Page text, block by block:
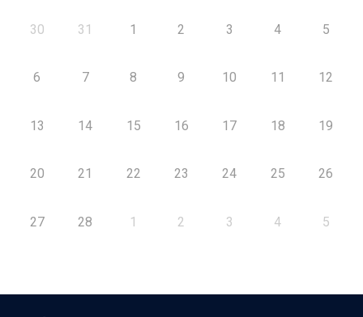
30 31 1 2 3 4 5
6 7 8 9 10 11 12
13 14 15 16 17 18 19
20 21 22 23 24 25 26
27 28 1 2 3 4 5